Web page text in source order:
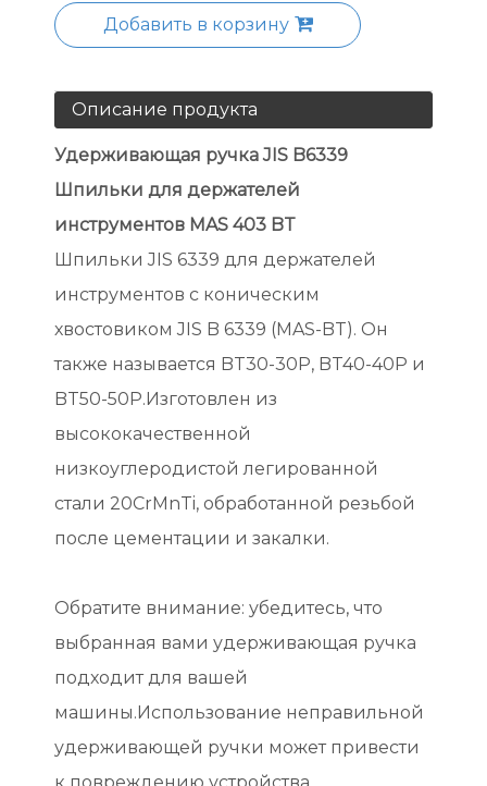
Добавить в корзину
Описание продукта
Удерживающая ручка JIS B6339
Шпильки для держателей
инструментов MAS 403 BT
Шпильки JIS 6339 для держателей
инструментов с коническим
хвостовиком JIS B 6339 (MAS-BT). Он
также называется BT30-30P, BT40-40P и
BT50-50P.Изготовлен из
высококачественной
низкоуглеродистой легированной
стали 20CrMnTi, обработанной резьбой
после цементации и закалки.
Обратите внимание: убедитесь, что
выбранная вами удерживающая ручка
подходит для вашей
машины.Использование неправильной
удерживающей ручки может привести